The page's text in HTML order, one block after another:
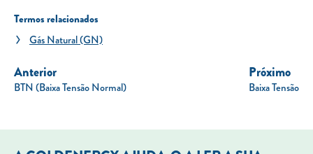
Termos relacionados
Gás Natural (GN)
Anterior
BTN (Baixa Tensão Normal)
Próximo
Baixa Tensão